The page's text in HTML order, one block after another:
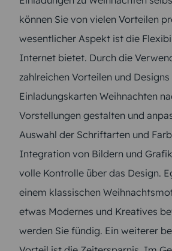
können Sie von vielen Vorteilen
wesentlicher Aspekt ist die
Internet bietet. Durch die
zahlreichen Vorteilen und
Einladungskarten Weihnachten
Vorstellungen gestalten und
Auswahl der Schriftarten und
Integration von Bildern und
volle Kontrolle über das Design.
einem klassischen
etwas Modernes und Kreatives
werden Sie fündig. Ein weiterer